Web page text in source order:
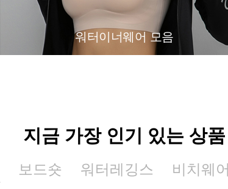
워터이너웨어 모음
지금 가장 인기 있는 상품
보드숏 워터레깅스 비치웨어